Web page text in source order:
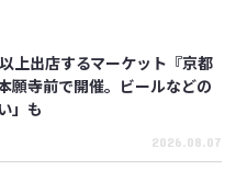
上出店するマーケット『京都
願寺前で開催。ビールなどの
」も
2026.08.07